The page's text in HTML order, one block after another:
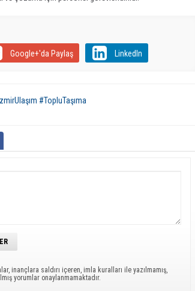
Google+'da Paylaş LinkedIn
#TopluTaşıma
inançlara saldırı içeren, imla kuralları ile yazılmamış,
yorumlar onaylanmamaktadır.